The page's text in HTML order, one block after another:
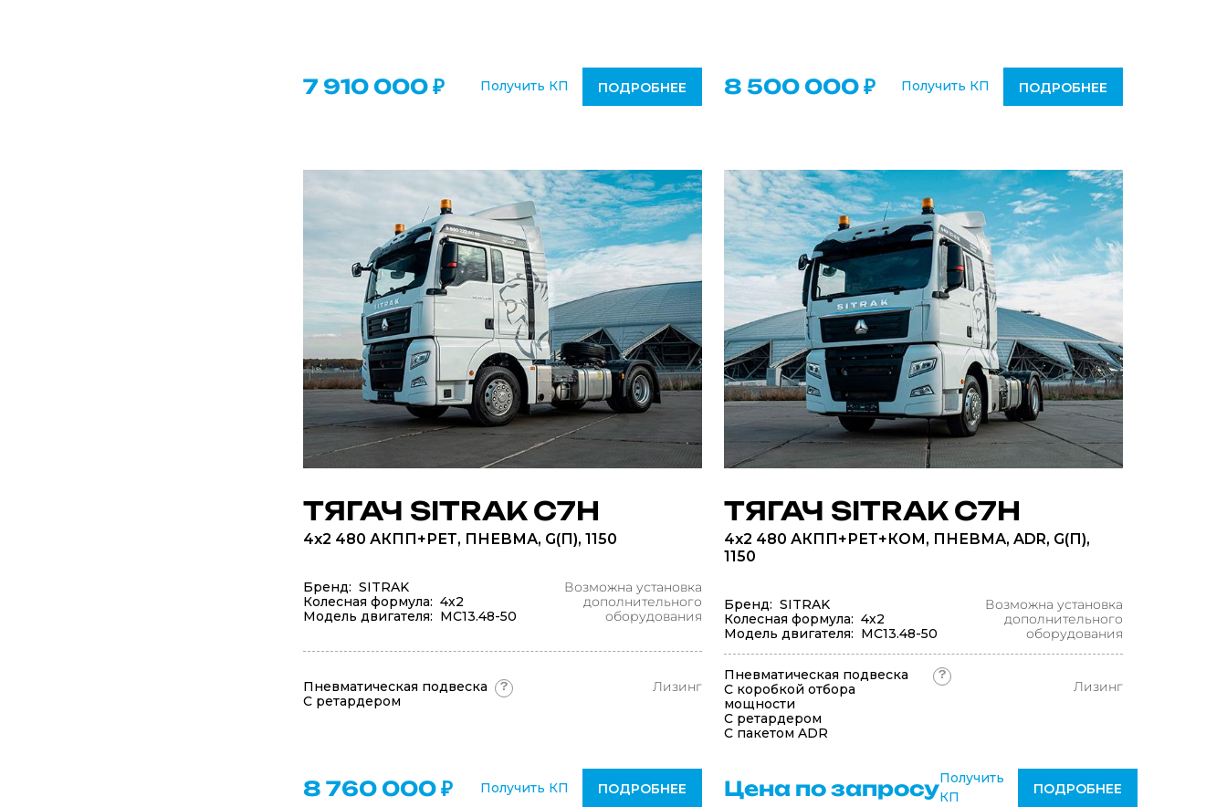
7 910 000 ₽ Получить КП ПОДРОБНЕЕ 8 500 000 ₽ Получить КП ПОДРОБНЕЕ
ТЯГАЧ SITRAK C7H
4x2 480 АКПП+РЕТ, ПНЕВМА, G(П), 1150
Бренд: SITRAK
Колесная формула: 4х2
Модель двигателя: МС13.48-50
Возможна установка
дополнительного
оборудования
Пневматическая подвеска
С ретардером
? Лизинг
8 760 000 ₽ Получить КП ПОДРОБНЕЕ
ТЯГАЧ SITRAK C7H
4x2 480 АКПП+РЕТ+КОМ, ПНЕВМА, ADR, G(П),
1150
Бренд: SITRAK
Колесная формула: 4х2
Модель двигателя: МС13.48-50
Возможна установка
дополнительного
оборудования
Пневматическая подвеска
С коробкой отбора
мощности
С ретардером
С пакетом ADR
?
Лизинг
Цена по запросуПолучить
КП
ПОДРОБНЕЕ